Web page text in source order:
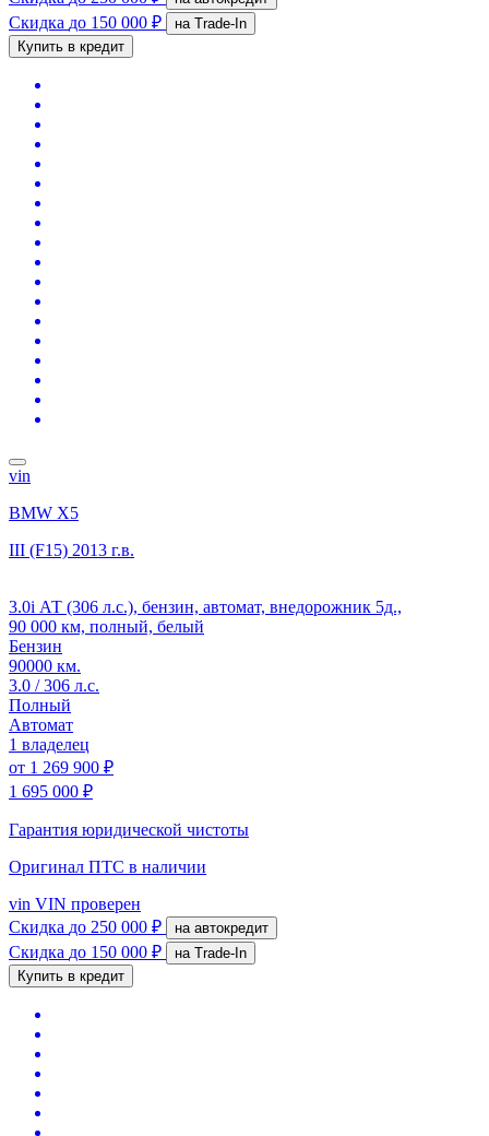
Скидка до 150 000 ₽
на Trade-In
Купить в кредит
vin
BMW X5
III (F15) 2013 г.в.
3.0i АТ (306 л.с.), бензин, автомат, внедорожник 5д.,
90 000 км, полный, белый
Бензин
90000 км.
3.0 / 306 л.с.
Полный
Автомат
1 владелец
от 1 269 900 ₽
1 695 000 ₽
Гарантия юридической чистоты
Оригинал ПТС в наличии
vin VIN проверен
Скидка до 250 000 ₽ на автокредит
Скидка до 150 000 ₽
на Trade-In
Купить в кредит